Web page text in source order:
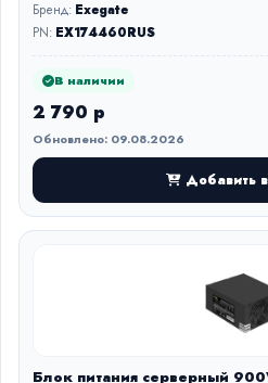
Бренд: Exegate
PN: EX174460RUS
В наличии
2 790 р
Обновлено: 09.08.2026
Добавить
Блок питания серверный